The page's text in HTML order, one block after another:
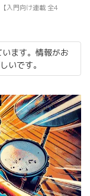
入門向け連載 全4
ます。情報がお
いです。